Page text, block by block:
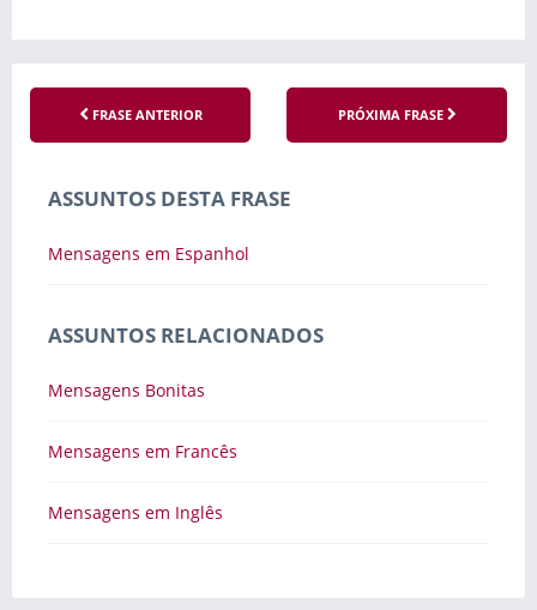
FRASE ANTERIOR PRÓXIMA FRASE
ASSUNTOS DESTA FRASE
Mensagens em Espanhol
ASSUNTOS RELACIONADOS
Mensagens Bonitas
Mensagens em Francês
Mensagens em Inglês